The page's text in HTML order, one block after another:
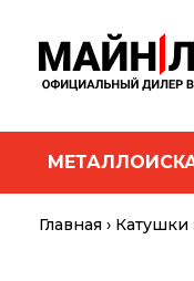
Главная Катушки